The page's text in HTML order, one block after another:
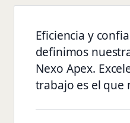
Eficiencia y
definimos
Nexo Apex.
trabajo es el que